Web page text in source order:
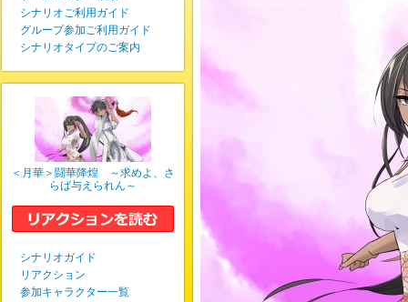
シナリオご利用ガイド
グループ参加ご利用ガイド
シナリオタイプのご案内
＜月華＞闘華降煌 ～求めよ、さ
らば与えられん～
シナリオガイド
リアクション
参加キャラクター一覧